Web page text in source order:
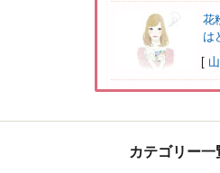
花
は
[
カテゴリー一